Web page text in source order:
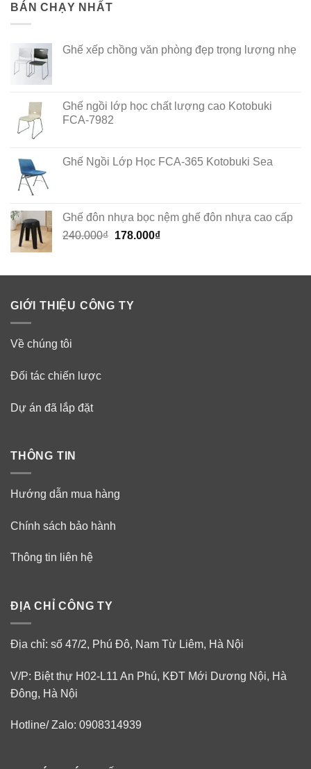
BÁN CHẠY NHẤT
Ghế xếp chồng văn phòng đẹp trọng lượng nhẹ
Ghế ngồi lớp học chất lượng cao Kotobuki
FCA-7982
Ghế Ngồi Lớp Học FCA-365 Kotobuki Sea
Ghế đôn nhựa bọc nệm ghế đôn nhựa cao cấp
240.000₫ Original
240.000₫.
178.000₫Current
178.000₫.
GIỚI THIỆU CÔNG TY
Về chúng tôi
Đối tác chiến lược
Dự án đã lắp đặt
THÔNG TIN
Hướng dẫn mua hàng
Chính sách bảo hành
Thông tin liên hệ
ĐỊA CHỈ CÔNG TY
Địa chỉ: số 47/2, Phú Đô, Nam Từ Liêm, Hà Nội
V/P: Biệt thự H02-L11 An Phú, KĐT Mới Dương Nội, Hà
Đông, Hà Nội
Hotline/ Zalo: 0908314939